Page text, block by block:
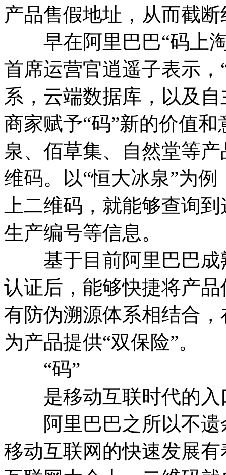
产品售假地址，从而截
早在阿里巴巴“码上淘
首席运营官逍遥子表示
系，云端数据库，以及
商家赋予“码”新的价值
泉、佰草集、自然堂等
维码。以“恒大冰泉”为
上二维码，就能够查询
生产编号等信息。
基于目前阿里巴巴成
认证后，能够快捷将产
有防伪溯源体系相结合
为产品提供“双保险”。
“码”
是移动互联时代的入
阿里巴巴之所以不遗
移动互联网的快速发展